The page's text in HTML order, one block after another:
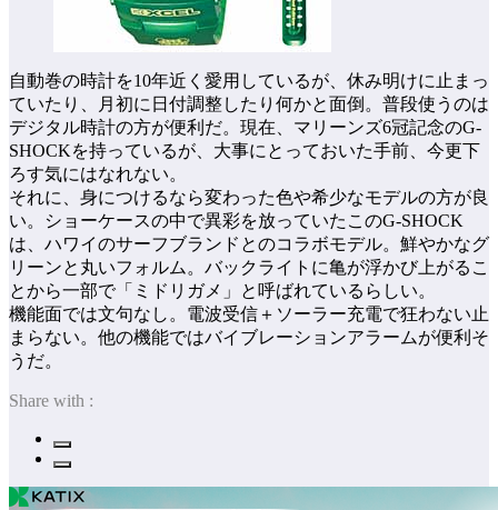
自動巻の時計を10年近く愛用しているが、休み明けに止まっ
ていたり、月初に日付調整したり何かと面倒。普段使うのは
デジタル時計の方が便利だ。現在、マリーンズ6冠記念のG-
SHOCKを持っているが、大事にとっておいた手前、今更下
ろす気にはなれない。
それに、身につけるなら変わった色や希少なモデルの方が良
い。ショーケースの中で異彩を放っていたこのG-SHOCK
は、ハワイのサーフブランドとのコラボモデル。鮮やかなグ
リーンと丸いフォルム。バックライトに亀が浮かび上がるこ
とから一部で「ミドリガメ」と呼ばれているらしい。
機能面では文句なし。電波受信＋ソーラー充電で狂わない止
まらない。他の機能ではバイブレーションアラームが便利そ
うだ。
Share with :